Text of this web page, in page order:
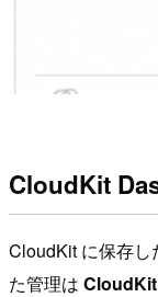
CloudKit
CloudKit に保存し
た管理は